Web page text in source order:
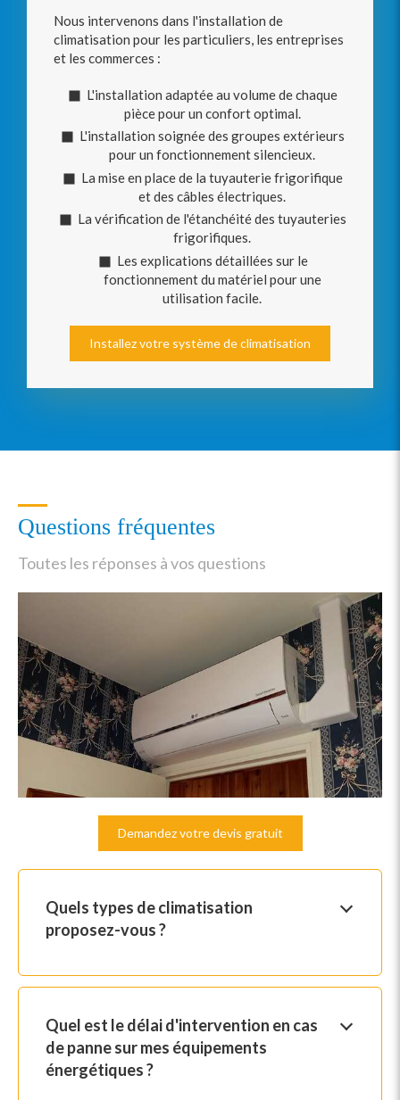
Nous intervenons dans l'installation de
climatisation pour les particuliers, les entreprises
et les commerces :
L'installation adaptée au volume de chaque
pièce pour un confort optimal.
L'installation soignée des groupes extérieurs
pour un fonctionnement silencieux.
La mise en place de la tuyauterie frigorifique
et des câbles électriques.
La vérification de l'étanchéité des tuyauteries
frigorifiques.
Les explications détaillées sur le
fonctionnement du matériel pour une
utilisation facile.
Installez votre système de climatisation
Questions fréquentes
Toutes les réponses à vos questions
Demandez votre devis gratuit
Quels types de climatisation
proposez-vous ?
Quel est le délai d'intervention en cas
de panne sur mes équipements
énergétiques ?